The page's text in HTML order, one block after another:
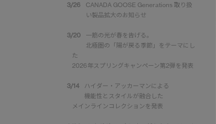
3/26
CANADA GOOSE Generations 取り扱
い製品拡大のお知らせ
3/20
一筋の光が春を告げる。
北極圏の「陽が戻る季節」をテーマにし
た
2026年スプリングキャンペーン第2弾を発表
3/14
ハイダー・アッカーマンによる
機能性とスタイルが融合した
メインラインコレクションを発表